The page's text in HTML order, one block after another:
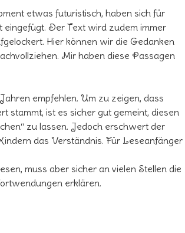
etwas futuristisch, haben sich für
Der Text wird zudem immer
Hier können wir die Gedanken
Mir haben diese Passagen
empfehlen. Um zu zeigen, dass
stammt, ist es sicher gut gemeint, diesen
zu lassen. Jedoch erschwert der
das Verständnis. Für Leseanfänger
muss aber sicher an vielen Stellen die
erklären.